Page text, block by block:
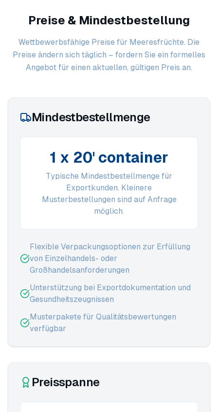
Preise & Mindestbestellung
Wettbewerbsfähige Preise für Meeresfrüchte. Die
Preise ändern sich täglich – fordern Sie ein formelles
Angebot für einen aktuellen, gültigen Preis an.
Mindestbestellmenge
1 x 20' container
Typische Mindestbestellmenge für
Exportkunden. Kleinere
Musterbestellungen sind auf Anfrage
möglich.
Flexible Verpackungsoptionen zur Erfüllung
von Einzelhandels- oder
Großhandelsanforderungen
Unterstützung bei Exportdokumentation und
Gesundheitszeugnissen
Musterpakete für Qualitätsbewertungen
verfügbar
Preisspanne